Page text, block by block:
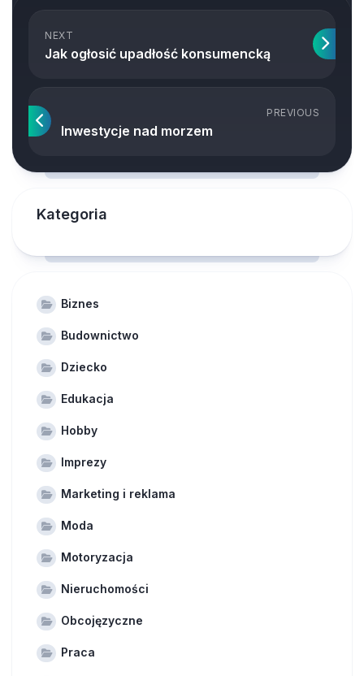
NEXT
Jak ogłosić upadłość konsumencką
PREVIOUS
Inwestycje nad morzem
Kategoria
Biznes
Budownictwo
Dziecko
Edukacja
Hobby
Imprezy
Marketing i reklama
Moda
Motoryzacja
Nieruchomości
Obcojęzyczne
Praca